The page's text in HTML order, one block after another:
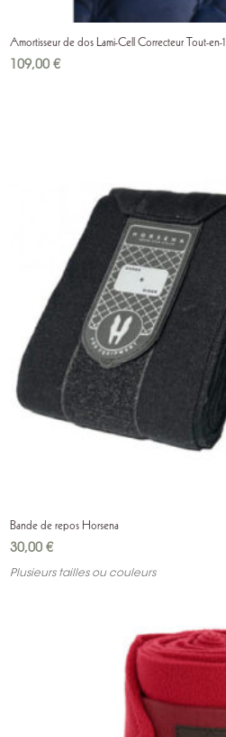
Amortisseur de dos Lami-Cell Correcteur Tout-en-1
109,00€
Bande de repos Horsena
30,00€
Plusieurs tailles ou couleurs